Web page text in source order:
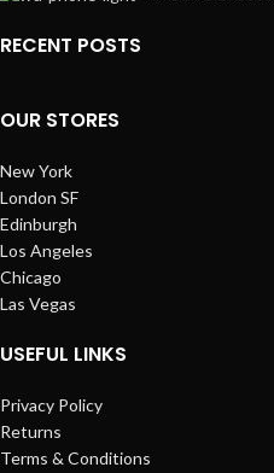
RECENT POSTS
OUR STORES
New York
London SF
Edinburgh
Los Angeles
Chicago
Las Vegas
USEFUL LINKS
Privacy Policy
Returns
Terms & Conditions